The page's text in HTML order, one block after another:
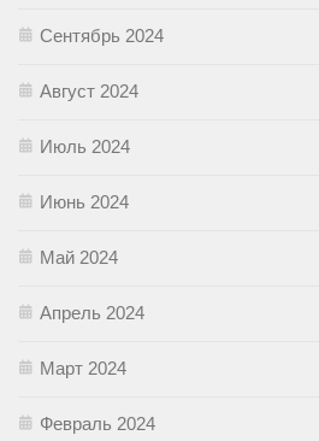
Сентябрь 2024
Август 2024
Июль 2024
Июнь 2024
Май 2024
Апрель 2024
Март 2024
Февраль 2024